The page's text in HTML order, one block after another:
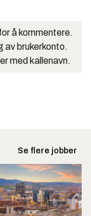
å kommentere.
av brukerkonto.
med kallenavn.
Se flere jobber